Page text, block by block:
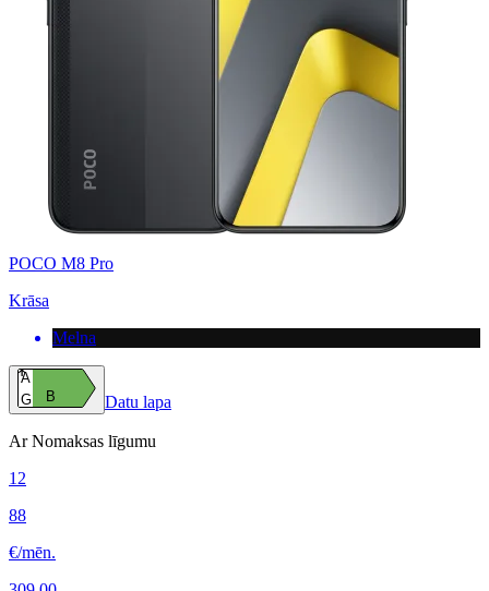
POCO M8 Pro
Krāsa
Melna
A
G
B Datu lapa
Ar Nomaksas līgumu
12
88
€/mēn.